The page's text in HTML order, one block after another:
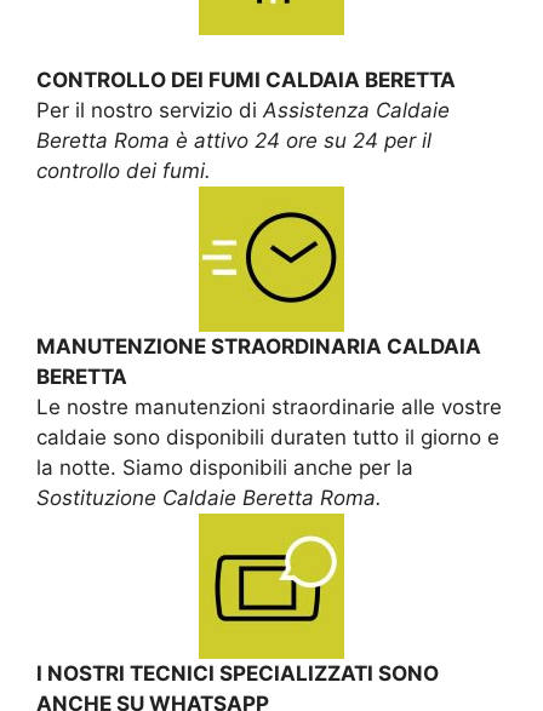
CONTROLLO DEI FUMI CALDAIA BERETTA
Per il nostro servizio di Assistenza Caldaie
Beretta Roma è attivo 24 ore su 24 per il
controllo dei fumi.
MANUTENZIONE STRAORDINARIA CALDAIA
BERETTA
Le nostre manutenzioni straordinarie alle vostre
caldaie sono disponibili duraten tutto il giorno e
la notte. Siamo disponibili anche per la
Sostituzione Caldaie Beretta Roma.
I NOSTRI TECNICI SPECIALIZZATI SONO
ANCHE SU WHATSAPP